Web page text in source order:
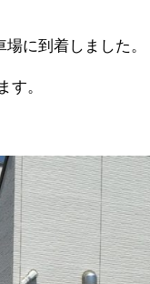
に到着しました。
す。